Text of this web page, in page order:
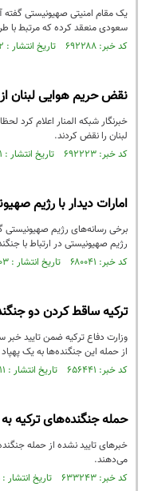
سعودی منعقد کرده که مرتبط با
کد خبر: ۶۹۲۲۸۸ تاریخ انتشار : ۱۳۹۹/۰۸/۲۲
نقض حریم هوایی
خبرنگار شبکه المنار اعلام
لبنان را نقض کردند.
کد خبر: ۶۹۲۲۲۳ تاریخ انتشار : ۱۳۹۹/۰۸/۲۱
امارات دیدار با رژیم
برخی رسانه‌های رژیم صهیونیستی
رژیم صهیونیستی در ارتباط با جنگنده‌های
کد خبر: ۶۸۰۰۴۱ تاریخ انتشار : ۱۳۹۹/۰۶/۰۳
ترکیه ساقط کردن دو
از حمله این جنگنده‌ها به یک
کد خبر: ۶۵۶۴۴۱ تاریخ انتشار : ۱۳۹۸/۱۲/۱۱
حمله جنگنده‌های ترکیه
خبرهای تایید نشده از حمله
می‌دهند.
کد خبر: ۶۳۳۲۴۳ تاریخ انتشار : ۱۳۹۸/۰۷/۱۵